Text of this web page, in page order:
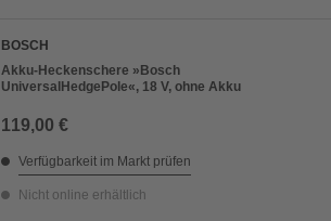
BOSCH
Akku-Heckenschere »Bosch
UniversalHedgePole«, 18 V, ohne Akku
119,00 €
Verfügbarkeit im Markt prüfen
Nicht online erhältlich